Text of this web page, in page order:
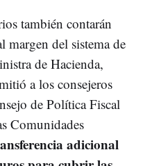
también contarán
margen del sistema de
de Hacienda,
a los consejeros
de Política Fiscal
Comunidades
adicional